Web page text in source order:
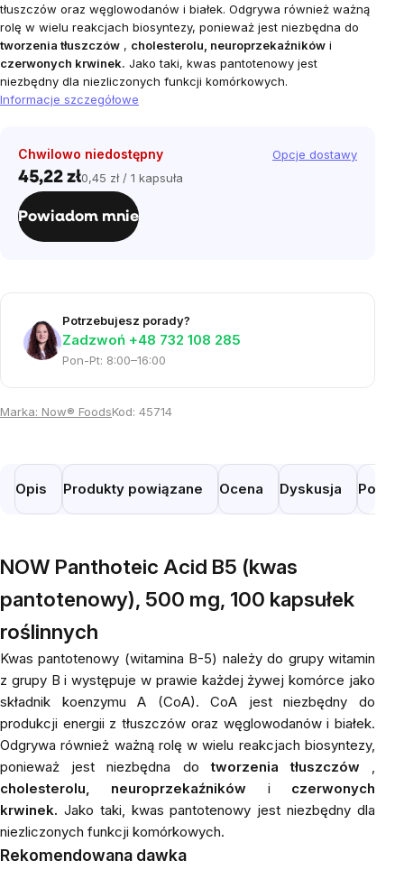
tłuszczów oraz węglowodanów i białek. Odgrywa również ważną
rolę w wielu reakcjach biosyntezy, ponieważ jest niezbędna do
tworzenia tłuszczów , cholesterolu, neuroprzekaźników i
czerwonych krwinek. Jako taki, kwas pantotenowy jest
niezbędny dla niezliczonych funkcji komórkowych.
Informacje szczegółowe
Chwilowo niedostępny Opcje dostawy
45,22 złCena
jednostkowa:
0,45 zł / 1 kapsuła
Powiadom mnie
Potrzebujesz porady?
Zadzwoń +48 732 108 285
Pon-Pt: 8:00–16:00
Marka: Now® FoodsKod: 45714
Opis Produkty powiązane Ocena Dyskusja
NOW Panthoteic Acid B5 (kwas
pantotenowy), 500 mg, 100 kapsułek
roślinnych
Kwas pantotenowy (witamina B-5) należy do grupy witamin
z grupy B i występuje w prawie każdej żywej komórce jako
składnik koenzymu A (CoA). CoA jest niezbędny do
produkcji energii z tłuszczów oraz węglowodanów i białek.
Odgrywa również ważną rolę w wielu reakcjach biosyntezy,
ponieważ jest niezbędna dotworzenia tłuszczów ,
cholesterolu, neuroprzekaźników i czerwonych
krwinek. Jako taki, kwas pantotenowy jest niezbędny dla
niezliczonych funkcji komórkowych.
Rekomendowana dawka